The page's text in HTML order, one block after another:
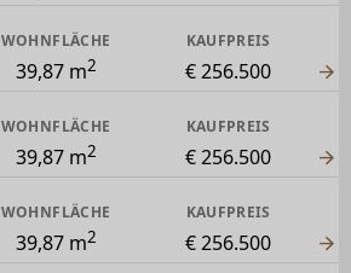
WOHNFLÄCHE
39,87 m2
KAUFPREIS
€ 256.500
WOHNFLÄCHE
39,87 m2
KAUFPREIS
€ 256.500
WOHNFLÄCHE
39,87 m2
KAUFPREIS
€ 256.500